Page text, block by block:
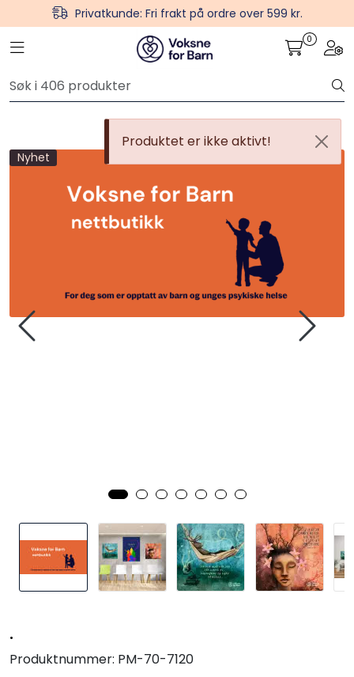
Skip to main contentPrivatkunde: Fri frakt på ordre over 599 kr.
Toggle navigation 0
Produktet er ikke aktivt!
Nyhet
.
Produktnummer: PM-70-7120
Hei-produkter
Psykologi for Barn
For skoler